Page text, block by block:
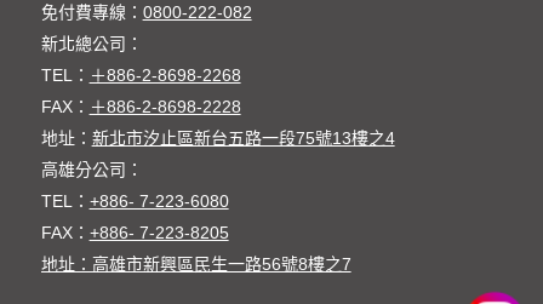
免付費專線： 0800-222-082
新北總公司：
TEL： ＋886-2-8698-2268
FAX： ＋886-2-8698-2228
地址： 新北市汐止區新台五路一段75號13樓之4
高雄分公司：
TEL： +886- 7-223-6080
FAX： +886- 7-223-8205
地址：高雄市新興區民生一路56號8樓之7